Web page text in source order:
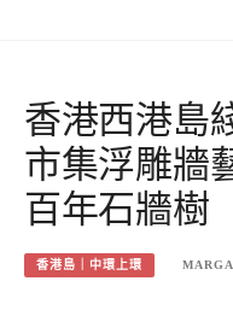
香港西港島
市集浮雕牆
百年石牆樹
香港島｜中環上環